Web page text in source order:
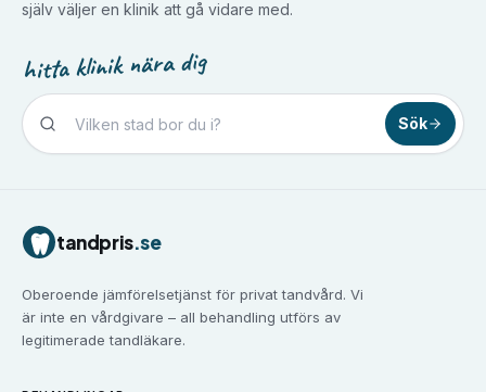
själv väljer en klinik att gå vidare med.
hitta klinik nära dig
Sök
Tandvård i
Tandvård iFalun
Tandvård i Göteborg
Tandvård iHalmstad
tandpris.se
Oberoende jämförelsetjänst för privat tandvård. Vi
är inte en vårdgivare – all behandling utförs av
legitimerade tandläkare.